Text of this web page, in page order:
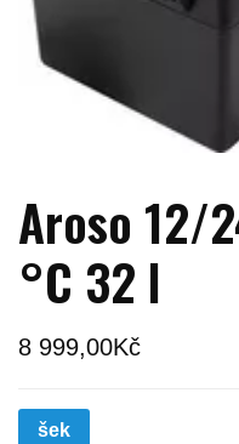
Aroso 12/
°C 32 l
8 999,00Kč
šek